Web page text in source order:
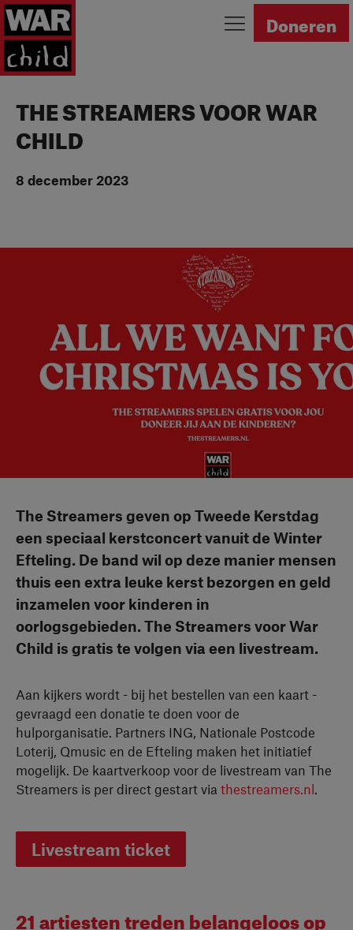
Ga naar homepage Doneren
THE STREAMERS VOOR WAR
CHILD
8 december 2023
The Streamers geven op Tweede Kerstdag
een speciaal kerstconcert vanuit de Winter
Efteling. De band wil op deze manier mensen
thuis een extra leuke kerst bezorgen en geld
inzamelen voor kinderen in
oorlogsgebieden. The Streamers voor War
Child is gratis te volgen via een livestream.
Aan kijkers wordt - bij het bestellen van een kaart -
gevraagd een donatie te doen voor de
hulporganisatie. Partners ING, Nationale Postcode
Loterij, Qmusic en de Efteling maken het initiatief
mogelijk. De kaartverkoop voor de livestream van The
Streamers is per direct gestart via thestreamers.nl.
Livestream ticket
21 artiesten treden belangeloos op